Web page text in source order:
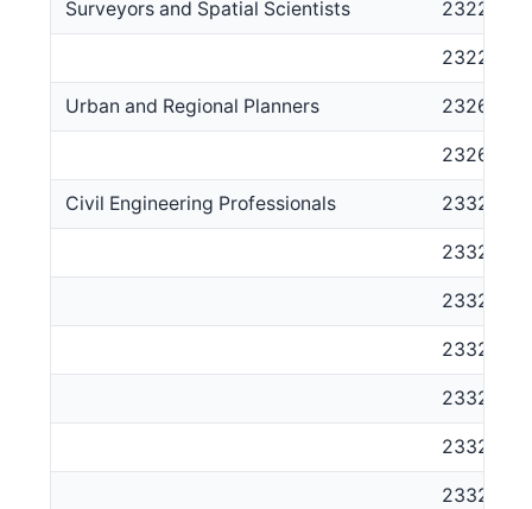
Surveyors and Spatial Scientists 2322
232212
Urban and Regional Planners 2326
232611
Civil Engineering Professionals 2332
233211
233212
233213
233214
233212
233213